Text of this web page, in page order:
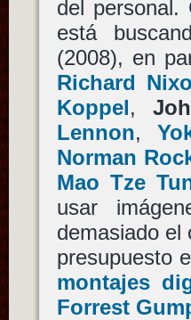
del
está
(2008), en
Richard
Koppel,
Lennon,
Norman
Mao Tze
usar
demasiado el
presupuesto
montajes
Forrest